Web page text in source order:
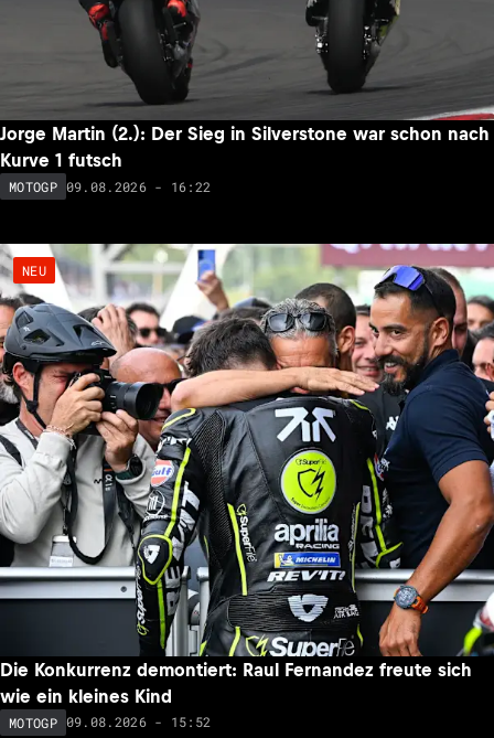
Jorge Martin (2.): Der Sieg in Silverstone war schon nach
Kurve 1 futsch
MOTOGP 09.08.2026 - 16:22
NEU
Die Konkurrenz demontiert: Raul Fernandez freute sich
wie ein kleines Kind
MOTOGP 09.08.2026 - 15:52